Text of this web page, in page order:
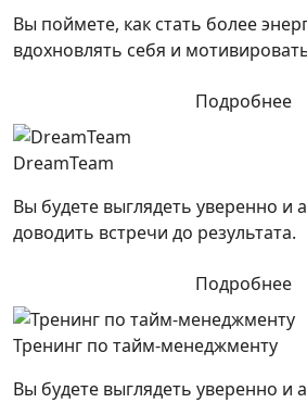
Вы поймете, как стать более
вдохновлять себя и
Подробнее
DreamTeam
Вы будете выглядеть уверенно и
доводить встречи до результата.
Подробнее
Тренинг по тайм-менеджменту
Вы будете выглядеть уверенно и